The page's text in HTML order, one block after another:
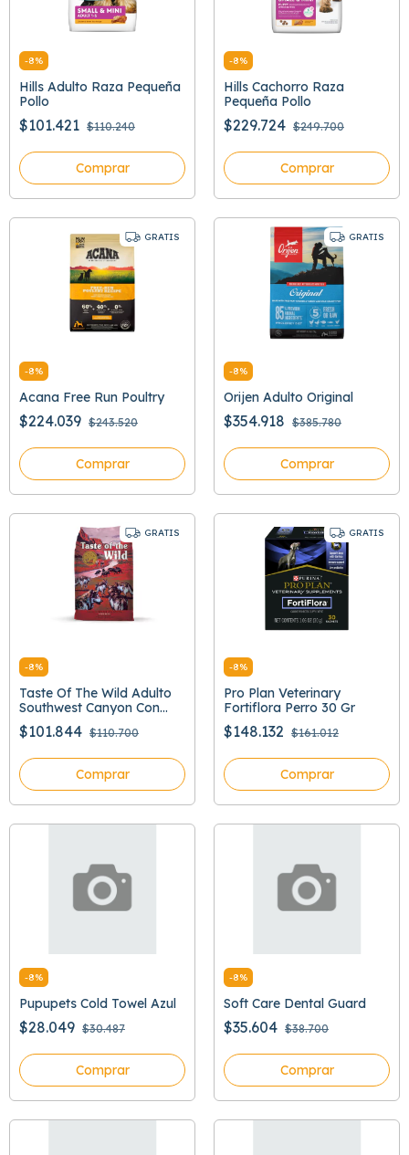
-8%
Hills Adulto Raza Pequeña
Pollo
$101.421 $110.240
Comprar
-8%
Hills Cachorro Raza
Pequeña Pollo
$229.724 $249.700
Comprar
GRATIS
-8%
Acana Free Run Poultry
$224.039 $243.520
Comprar
GRATIS
-8%
Orijen Adulto Original
$354.918 $385.780
Comprar
GRATIS
-8%
Taste Of The Wild Adulto
Southwest Canyon Con
Jabali
$101.844 $110.700
Comprar
GRATIS
-8%
Pro Plan Veterinary
Fortiflora Perro 30 Gr
$148.132 $161.012
Comprar
-8%
Pupupets Cold Towel Azul
$28.049 $30.487
Comprar
-8%
Soft Care Dental Guard
$35.604 $38.700
Comprar